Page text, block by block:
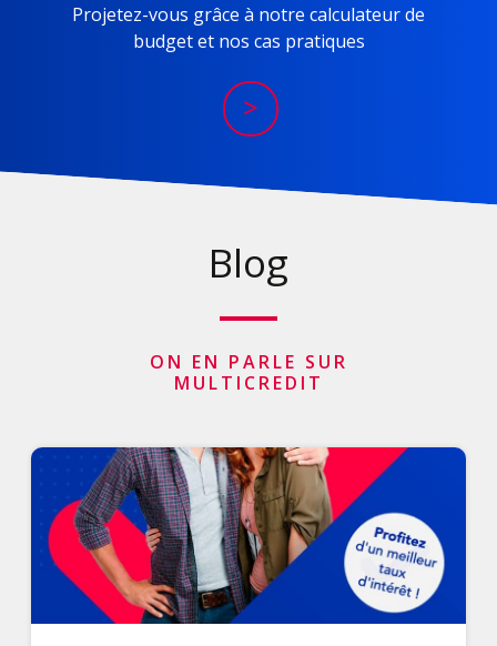
Projetez-vous grâce à notre calculateur de
budget et nos cas pratiques
>
Blog
ON EN PARLE SUR
MULTICREDIT